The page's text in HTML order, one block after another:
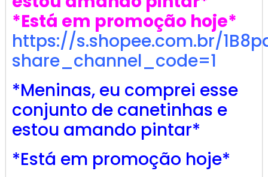
*Está em promoção hoje*
https://s.shopee.com.br/
share_channel_code=1
*Meninas, eu comprei esse
conjunto de canetinhas e
estou amando pintar*
*Está em promoção hoje*